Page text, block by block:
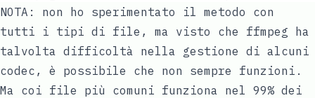
NOTA: non ho sperimentato il metodo con
tutti i tipi di file, ma visto che ffmpeg ha
talvolta difficoltà nella gestione di alcuni
codec, è possibile che non sempre funzioni.
Ma coi file più comuni funziona nel 99% dei